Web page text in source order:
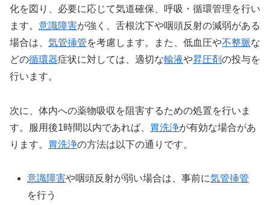
化を図り、必要に応じて気道確保、呼吸・循環管理を行い
ます。 意識障害が強く、舌根沈下や咽頭反射の減弱がある
場合は、 気管挿管を考慮します。また、低血圧や不整脈な
どの循環器症状に対しては、適切な輸液や昇圧剤の投与を
行います。
次に、体内への薬物吸収を阻害するための処置を行いま
す。服用後1時間以内であれば、
胃洗浄が有効な場合があ
ります。
胃洗浄の方法は以下の通りです。
意識障害や咽頭反射が弱い場合は、事前に気管挿管
を行う